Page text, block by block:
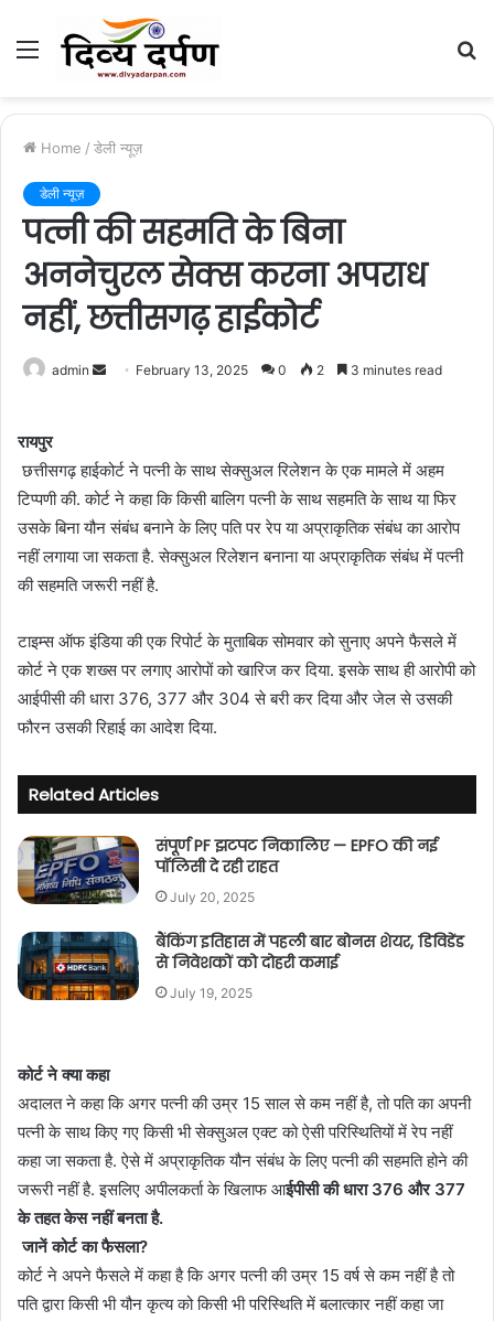
Menu
Home / डेली न्यूज़
डेली न्यूज़
पत्नी की सहमति के बिना
अननेचुरल सेक्स करना अपराध
नहीं, छत्तीसगढ़ हाईकोर्ट
admin
a
n
e
m
a
l
February 13, 2025 0 2 3 minutes read
रायपुर
छत्तीसगढ़ हाईकोर्ट ने पत्नी के साथ सेक्सुअल रिलेशन के एक मामले में अहम
टिप्पणी की. कोर्ट ने कहा कि किसी बालिग पत्नी के साथ सहमति के साथ या फिर
उसके बिना यौन संबंध बनाने के लिए पति पर रेप या अप्राकृतिक संबंध का आरोप
नहीं लगाया जा सकता है. सेक्सुअल रिलेशन बनाना या अप्राकृतिक संबंध में पत्नी
की सहमति जरूरी नहीं है.
टाइम्स ऑफ इंडिया की एक रिपोर्ट के मुताबिक सोमवार को सुनाए अपने फैसले में
कोर्ट ने एक शख्स पर लगाए आरोपों को खारिज कर दिया. इसके साथ ही आरोपी को
आईपीसी की धारा 376, 377 और 304 से बरी कर दिया और जेल से उसकी
फौरन उसकी रिहाई का आदेश दिया.
Related Articles
संपूर्ण PF झटपट निकालिए — EPFO की नई
पॉलिसी दे रही राहत
July 20, 2025
बैंकिंग इतिहास में पहली बार बोनस शेयर, डिविडेंड
से निवेशकों को दोहरी कमाई
July 19, 2025
कोर्ट ने क्या कहा
अदालत ने कहा कि अगर पत्नी की उम्र 15 साल से कम नहीं है, तो पति का अपनी
पत्नी के साथ किए गए किसी भी सेक्सुअल एक्ट को ऐसी परिस्थितियों में रेप नहीं
कहा जा सकता है. ऐसे में अप्राकृतिक यौन संबंध के लिए पत्नी की सहमति होने की
जरूरी नहीं है. इसलिए अपीलकर्ता के खिलाफ आईपीसी की धारा 376 और 377
के तहत केस नहीं बनता है.
जानें कोर्ट का फैसला?
कोर्ट ने अपने फैसले में कहा है कि अगर पत्नी की उम्र 15 वर्ष से कम नहीं है तो
पति द्वारा किसी भी यौन कृत्य को किसी भी परिस्थिति में बलात्कार नहीं कहा जा